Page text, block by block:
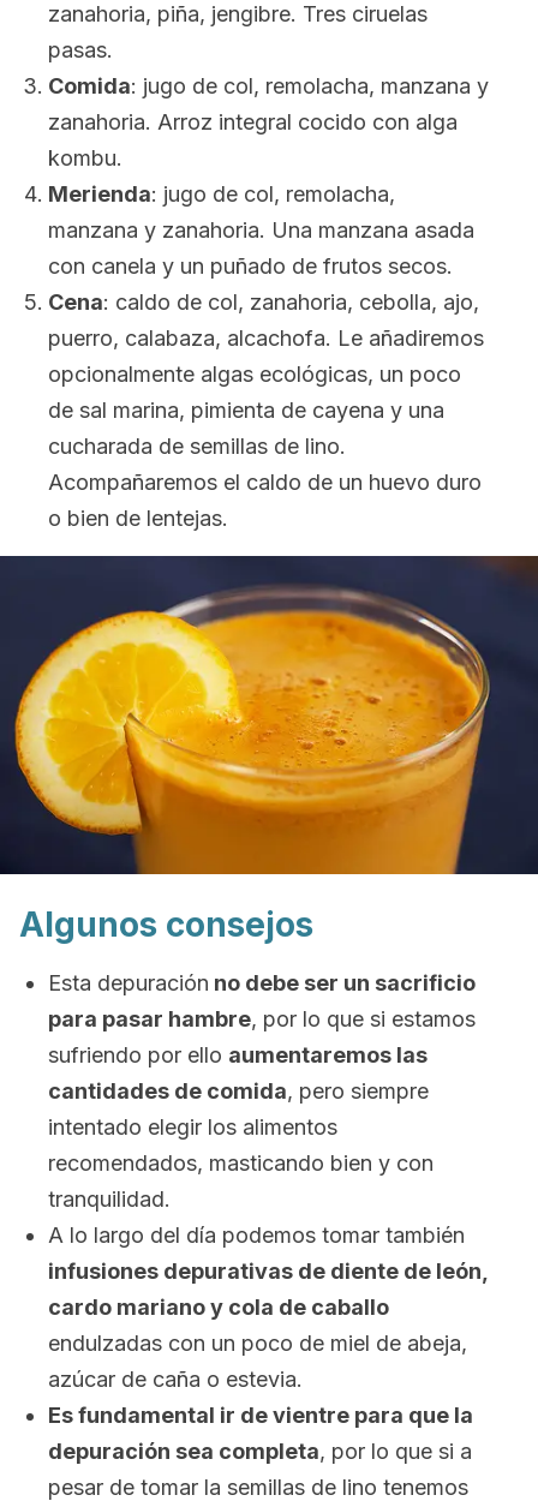
zanahoria, piña, jengibre. Tres ciruelas
pasas.
Comida: jugo de col, remolacha, manzana y
zanahoria. Arroz integral cocido con alga
kombu.
Merienda: jugo de col, remolacha,
manzana y zanahoria. Una manzana asada
con canela y un puñado de frutos secos.
Cena: caldo de col, zanahoria, cebolla, ajo,
puerro, calabaza, alcachofa. Le añadiremos
opcionalmente algas ecológicas, un poco
de sal marina, pimienta de cayena y una
cucharada de semillas de lino.
Acompañaremos el caldo de un huevo duro
o bien de lentejas.
Algunos consejos
Esta depuración no debe ser un sacrificio
para pasar hambre, por lo que si estamos
sufriendo por ello aumentaremos las
cantidades de comida, pero siempre
intentado elegir los alimentos
recomendados, masticando bien y con
tranquilidad.
A lo largo del día podemos tomar también
infusiones depurativas de diente de león,
cardo mariano y cola de caballo
endulzadas con un poco de miel de abeja,
azúcar de caña o estevia.
Es fundamental ir de vientre para que la
depuración sea completa, por lo que si a
pesar de tomar la semillas de lino tenemos